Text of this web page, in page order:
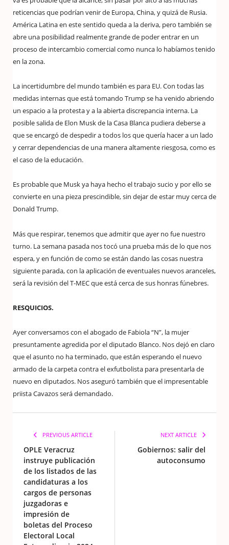
reticencias que podrían venir de Europa, China, y quizá de Rusia.
América Latina en este sentido queda a la deriva, pero también se
abre una posibilidad realmente grande de poder entrar en un
proceso de intercambio comercial como nunca lo habíamos tenido
en la zona.
La incertidumbre del mundo también es para EU. Con todas las
medidas internas que está tomando Trump se ha venido abriendo
un espacio a la protesta y a la abierta discrepancia interna. La
posible salida de Elon Musk de la Casa Blanca pudiera deberse a
que se encargó de despedir a todos los que quería hacer a un lado
y cerrar dependencias de una manera altamente riesgosa, como es
el caso de la educación.
Es probable que Musk ya haya hecho el trabajo sucio y por ello se
convierte en una pieza prescindible, sin dejar de estar muy cerca de
Donald Trump.
Más que respirar, tenemos que admitir que ayer no fue nuestro
turno. La semana pasada nos tocó una prueba más de lo que nos
espera, y en función de como se están dando las cosas nuestra
siguiente parada, con la aplicación de eventuales nuevos aranceles,
será la revisión del T-MEC que está cerca de sus honras fúnebres.
RESQUICIOS.
Ayer conversamos con el abogado de Fabiola “N”, la mujer
presuntamente agredida por el diputado Blanco. Nos dejó en claro
que el asunto no ha terminado, que están esperando el nuevo
armado de la carpeta contra el exfutbolista para presentarla de
nuevo en diputados. Nos aseguró también que el impresentable
priista Cavazos será demandado.
PREVIOUS ARTICLE
OPLE Veracruz
instruye publicación
de los listados de las
candidaturas a los
cargos de personas
juzgadoras e
impresión de
boletas del Proceso
Electoral Local
NEXT ARTICLE
Gobiernos: salir del
autoconsumo